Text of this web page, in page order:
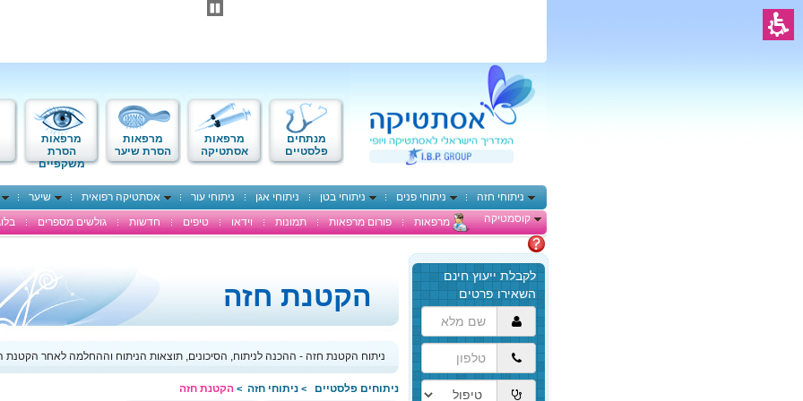
מנתחים
פלסטיים
מרפאות
אסתטיקה
מרפאות
הסרת שיער
מרפאות
הסרת
משקפיים
ניתוחי חזה ניתוחי פנים ניתוחי בטן ניתוחי אגן ניתוחי עור אסתטיקה רפואית שיער
קוסמטיקה
מרפאות פורום מרפאות תמונות וידאו טיפים חדשות גולשים מספרים
הגעת
לתוכן
המרכזי,
באפשרותך
ללחוץ
אנטר
כדי
לדלג
לאזור
הקטנת חזה
ניתוח הקטנת חזה - ההכנה לניתוח, הסיכונים, תוצאות הניתוח וההחלמה לאחר הקטנת
ניתוחים פלסטיים > ניתוחי חזה > הקטנת חזה